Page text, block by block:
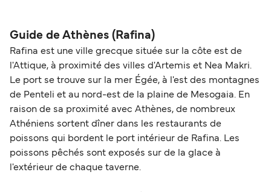
Guide de Athènes (Rafina)
Rafina est une ville grecque située sur la côte est de
l'Attique, à proximité des villes d'Artemis et Nea Makri.
Le port se trouve sur la mer Égée, à l'est des montagnes
de Penteli et au nord-est de la plaine de Mesogaia. En
raison de sa proximité avec Athènes, de nombreux
Athéniens sortent dîner dans les restaurants de
poissons qui bordent le port intérieur de Rafina. Les
poissons pêchés sont exposés sur de la glace à
l'extérieur de chaque taverne.